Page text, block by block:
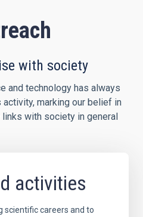
with society
and technology has always
activity, marking our belief in
with society in general
activities
scientific careers and to